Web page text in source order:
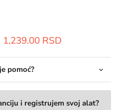
Trenutna cena
1,239.00 RSD
pomoć?
i registrujem svoj alat?